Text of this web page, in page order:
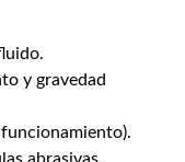
y gravedad